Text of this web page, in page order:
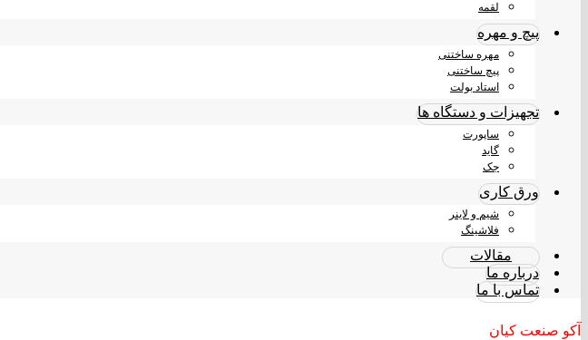
لقمه
پیچ و مهره
مهره ساختنی
پیچ ساختنی
استاد بولت
تجهیزات و دستگاه ها
ساپورت
گاید
جک
ورق کاری
شیم و لاینر
فلاشینگ
مقالات
درباره ما
تماس با ما
آکو صنعت کیان